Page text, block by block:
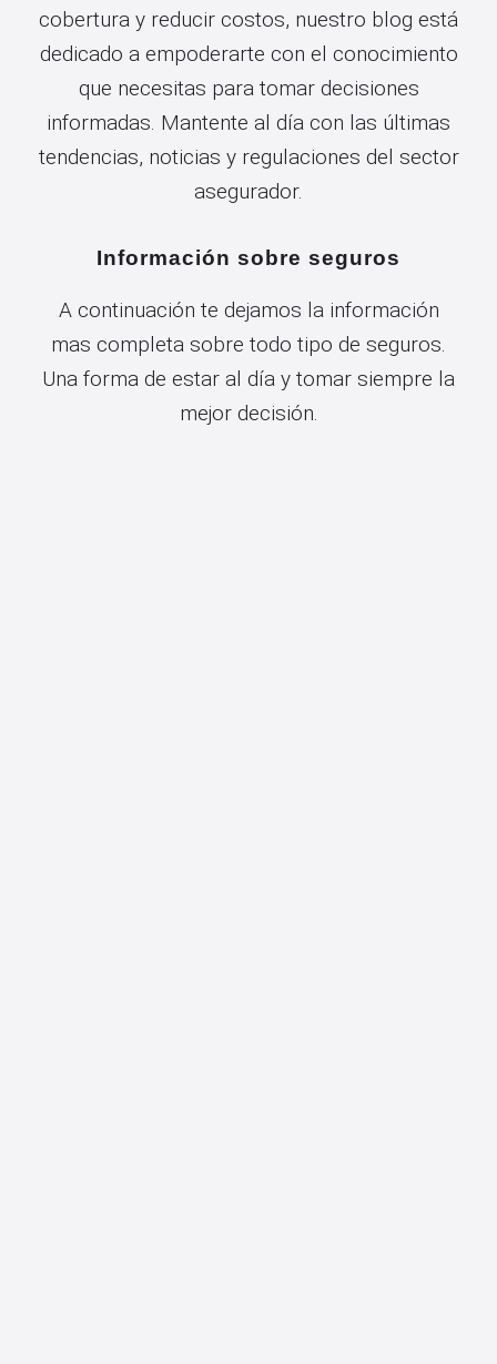
cobertura y reducir costos, nuestro blog está
dedicado a empoderarte con el conocimiento
que necesitas para tomar decisiones
informadas. Mantente al día con las últimas
tendencias, noticias y regulaciones del sector
asegurador.
Información sobre seguros
A continuación te dejamos la información
mas completa sobre todo tipo de seguros.
Una forma de estar al día y tomar siempre la
mejor decisión.